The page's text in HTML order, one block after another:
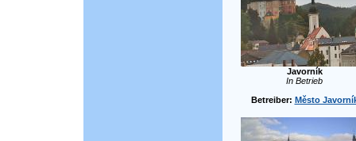
Javorník
In Betrieb
Betreiber: Město